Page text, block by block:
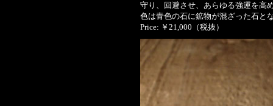
守り、回避させ、あらゆる強運を高
色は青色の石に鉱物が混ざった石と
Price: ￥21,000（税抜）